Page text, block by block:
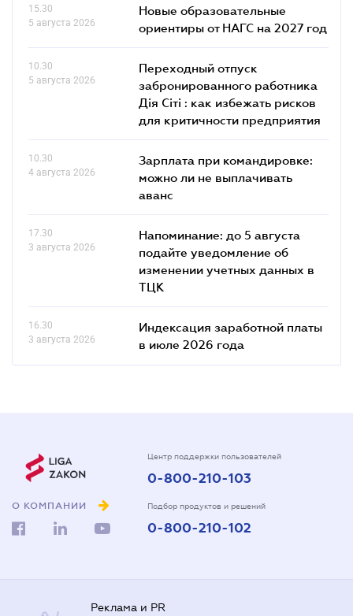
15.30
5 августа 2026
Новые образовательные
ориентиры от НАГС на 2027 год
10.30
5 августа 2026
Переходный отпуск
забронированного работника
Дія Сіті : как избежать рисков
для критичности предприятия
10.30
4 августа 2026
Зарплата при командировке:
можно ли не выплачивать
аванс
17.30
3 августа 2026
Напоминание: до 5 августа
подайте уведомление об
изменении учетных данных в
ТЦК
16.30
3 августа 2026
Индексация заработной платы
в июле 2026 года
О КОМПАНИИ
Центр поддержки пользователей
0-800-210-103
Подбор продуктов и решений
0-800-210-102
Реклама и PR